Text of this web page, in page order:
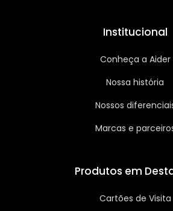
Institucional
Conheça a Aider
Nossa história
Nossos
Marcas e
Produtos em
Cartões de Visita